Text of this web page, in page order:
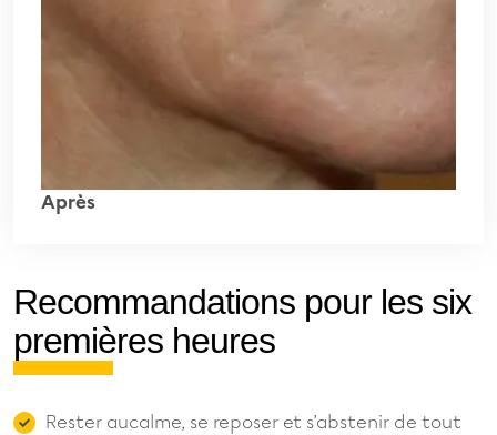
Après
Recommandations pour les six
premières heures
Rester aucalme, se reposer et s’abstenir de tout